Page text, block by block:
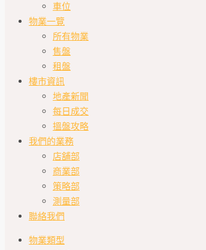
車位
物業一覽
所有物業
售盤
租盤
樓市資訊
地產新聞
每日成交
搵盤攻略
我們的業務
店舖部
商業部
策略部
測量部
聯絡我們
物業類型